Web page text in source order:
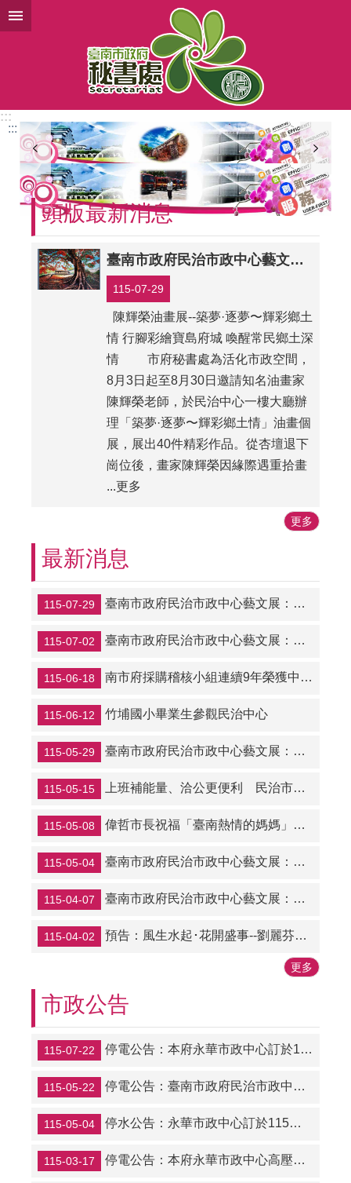
跳到主要內容區塊
:::
:::
頭版最新消息
臺南市政府民治市政中心藝文展：陳輝榮油畫展--築夢·逐夢〜輝彩鄉土情（民治市政中心發布）
115-07-29
陳輝榮油畫展--築夢·逐夢〜輝彩鄉土
情 行腳彩繪寶島府城 喚醒常民鄉土深
情 市府秘書處為活化市政空間，
8月3日起至8月30日邀請知名油畫家
陳輝榮老師，於民治中心一樓大廳辦
理「築夢·逐夢〜輝彩鄉土情」油畫個
展，展出40件精彩作品。從杏壇退下
崗位後，畫家陳輝榮因緣際遇重拾畫
...更多
更多
最新消息
115-07-29 臺南市政府民治市政中心藝文展：陳輝榮油畫展--築夢·逐夢〜輝彩鄉土情（民治市政中心發布）
115-07-02 臺南市政府民治市政中心藝文展：古都藝術畫會「自由流動·心之潑彩」（民治市政中心發布）
115-06-18 南市府採購稽核小組連續9年榮獲中央績效考核優等獎
115-06-12 竹埔國小畢業生參觀民治中心
115-05-29 臺南市政府民治市政中心藝文展：新營社大自然生態攝影社師生聯展（民治市政中心發布）
115-05-15 上班補能量、洽公更便利 民治市政中心增設販賣機
115-05-08 偉哲市長祝福「臺南熱情的媽媽」母親節快樂
115-05-04 臺南市政府民治市政中心藝文展：第41屆生達兒童寫生賽·地方之美（民治市政中心發布）
115-04-07 臺南市政府民治市政中心藝文展：劉麗芬藝術聯展-風生水起･花開盛事（民治市政中心發布）
115-04-02 預告：風生水起･花開盛事--劉麗芬藝術聯展
更多
市政公告
115-07-22 停電公告：本府永華市政中心訂於115年7月25日及8月1日（均為星期六）上午8時至下午8時，進行「永華市政大樓高壓變壓器設備汰舊更新工程」，全棟停止供電。
115-05-22 停電公告：臺南市政府民治市政中心進行高低壓設備上半年歲修檢驗維護，115年6月27日（星期六）上午8時至下午5時停電，請妥為因應。
115-05-04 停水公告：永華市政中心訂於115年5月9日（星期六）上午8時至下午6時，進行水塔清洗消毒作業，屆時將停止供水。
115-03-17 停電公告：本府永華市政中心高壓電力系統設備檢修，訂於115年3月21日(星期六)上午8時至12時停電檢驗。